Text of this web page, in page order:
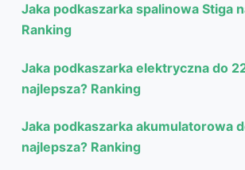
Jaka podkaszarka spalinowa Stiga
Ranking
Jaka podkaszarka elektryczna do
najlepsza? Ranking
Jaka podkaszarka akumulatorowa
najlepsza? Ranking